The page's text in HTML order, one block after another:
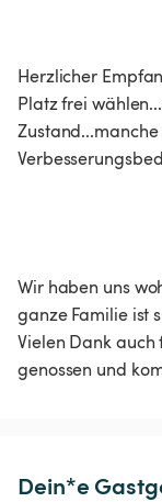
Herzlicher
Platz frei
Wir haben uns
ganze Familie ist
Vielen Dank auch
genossen und
Dein*e